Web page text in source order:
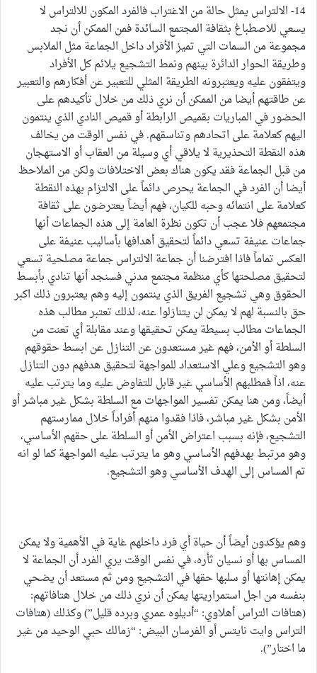
14- الالتراس يمثل حالة من الاغتراب فالفرد المكون للالتراس لا
يسعي للاصطباغ بثقافة المجتمع السائدة فمن الممكن أن نجد
مجموعة من السمات التي تميز الأفراد داخل الجماعة مثل الملابس
وطريقة الحوار الدائرة بينهم ونمط التشجيع يلائم كل الأفراد
ويتفقون عليه ويعتبرونه الطريقة المثلي للتعبير عن أفكارهم والتعبير
عن طاقتهم أيضا من الممكن أن نري ذلك من خلال تأكيدهم على
الحضور في المباريات بقميص الرابطة أو قميص النادي الذي ينتمون
اليهم كعلامة على اتحادهم وتناسقهم. في نفس الوقت من يخالف
هذه النقطة التحذيرية لا يلاقي أي وسيلة من العقاب أو الاستهجان
من قبل الجماعة فقد يكون هناك بعض الاختلافات ولكن من الملاحظ
أيضا أن الفرد في الجماعة يحرص دائماً على الالتزام بهذه النقطة
كعلامة على انتمائه وحبه للكيان، فهم أيضاً يعترضون على ثقافة
مجتمعهم فلا عجب أن تكون نظرة العامة إلى هذه الجماعات أنها
جماعات عنيفة تسعي دائماً لتحقيق أهدافها بأساليب عنيفة على
العكس تماماً فاذا افترضنا أن جماعة الالتراس جماعة مصلحية تسعي
لتحقيق مصلحتها كأي منظمة مجتمع مدني فسنجد أنها تنادي بأبسط
الحقوق وهي تشجيع الفريق الذي ينتمون إليه وهم يعتبرون ذلك اكبر
حق بالنسبة لهم لا يمكن لن يتنازلوا عنه، لذلك تعتبر مطالب هذه
الجماعات مطالب بسيطة يمكن تحقيقها وعند مقابلة أي تعنت من
السلطة أو الأمن، فهم غير مستعدون عن التنازل عن ابسط حقوقهم
وهو التشجيع وعلي الاستعداد للمواجهة لتحقيق هدفهم دون التنازل
عنه، اذاً فمطلبهم الأساسي غير قابل للتفاوض عليه وما يترتب عليه
أيضاً، ومن هنا يمكن تفسير المواجهات مع السلطة بشكل غير مباشر أو
الأمن بشكل غير مباشر، فاذا فقدوا منهم أفراداً خلال ممارستهم
التشجيع، فإنه بسبب اعتراض الأمن أو السلطة على حقهم الأساسي،
وهو مرتبط بهدفهم الأساسي وهو ما يترتب عليه المواجهة كما لو انه
تم المساس إلى الهدف الأساسي وهو التشجيع.
وهم يؤكدون أيضاً أن حياة أي فرد داخلهم غاية في الأهمية ولا يمكن
المساس بها أو نسيان ثأره، في نفس الوقت يري الفرد أن الجماعة لا
يمكن إهانتها أو سلبها حقها في التشجيع ومن ثم مستعد أن يضحي
بنفسه من اجل استمراريتها يمكن أن نري ذلك من خلال هتافاتهم:
(هتافات التراس أهلاوي: “أديلوه عمري وبرده قليل”) وكذلك (هتافات
التراس وايت نايتس أو الفرسان البيض: “زمالك حبي الوحيد من غير
ما اختار”).